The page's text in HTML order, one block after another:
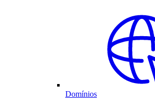
Domínios